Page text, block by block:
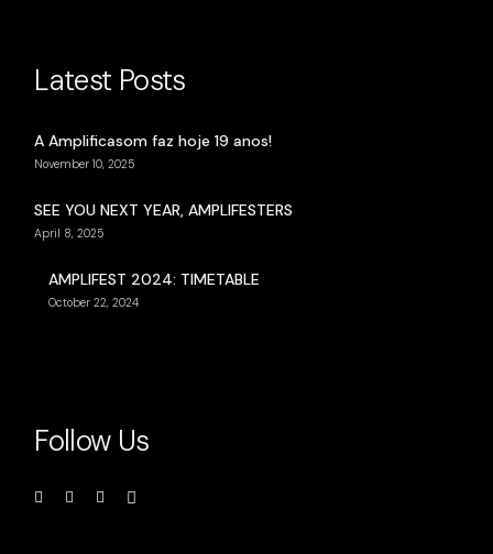
Latest Posts
A Amplificasom faz hoje 19 anos!
November 10, 2025
SEE YOU NEXT YEAR, AMPLIFESTERS
April 8, 2025
AMPLIFEST 2024: TIMETABLE
October 22, 2024
Follow Us